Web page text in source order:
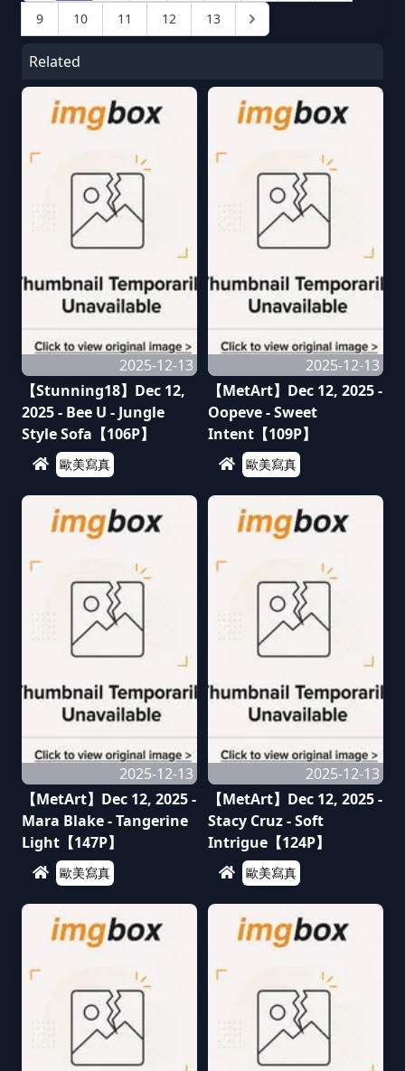
9 10 11 12 13
Related
2025-12-13
【Stunning18】Dec 12,
2025 - Bee U - Jungle
Style Sofa【106P】
歐美寫真
2025-12-13
【MetArt】Dec 12, 2025 -
Oopeve - Sweet
Intent【109P】
歐美寫真
2025-12-13
【MetArt】Dec 12, 2025 -
Mara Blake - Tangerine
Light【147P】
歐美寫真
2025-12-13
【MetArt】Dec 12, 2025 -
Stacy Cruz - Soft
Intrigue【124P】
歐美寫真